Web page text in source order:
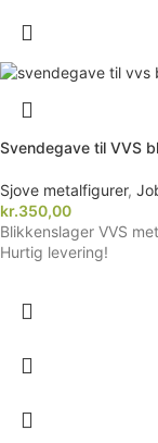
Svendegave til VVS
Sjove metalfigurer,
kr.350,00
Blikkenslager VVS
Hurtig levering!